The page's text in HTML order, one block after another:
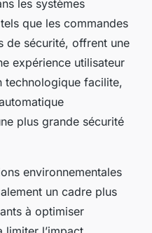
les systèmes
que les commandes
de sécurité, offrent une
expérience utilisateur
technologique facilite,
plus grande sécurité
environnementales
un cadre plus
à optimiser